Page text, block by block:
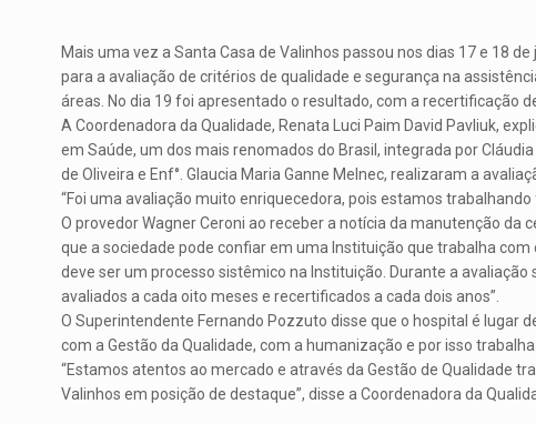
Mais uma vez a Santa Casa de Valinhos passou nos dias 17 e 18
para a avaliação de critérios de qualidade e segurança na
áreas. No dia 19 foi apresentado o resultado, com a recertificação de
A Coordenadora da Qualidade, Renata Luci Paim David Pavliuk,
em Saúde, um dos mais renomados do Brasil, integrada por
de Oliveira e Enf°. Glaucia Maria Ganne Melnec, realizaram a
“Foi uma avaliação muito enriquecedora, pois estamos
O provedor Wagner Ceroni ao receber a notícia da manutenção da
que a sociedade pode confiar em uma Instituição que trabalha
deve ser um processo sistêmico na Instituição. Durante a
avaliados a cada oito meses e recertificados a cada dois anos”.
O Superintendente Fernando Pozzuto disse que o hospital é lugar
com a Gestão da Qualidade, com a humanização e por isso
“Estamos atentos ao mercado e através da Gestão de Qualidade
Valinhos em posição de destaque”, disse a Coordenadora da